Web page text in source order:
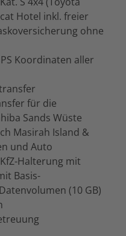
Hotel inkl. freier
ohne
Koordinaten aller
für die
Sands Wüste
Masirah Island &
und Auto
Halterung mit
Basis-
(10 GB)